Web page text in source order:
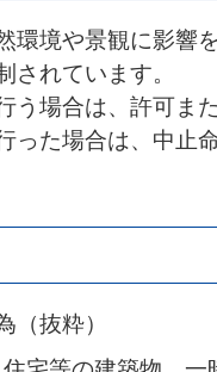
環境や景観に影響
されています。
う場合は、許可ま
った場合は、中止
（抜粋）